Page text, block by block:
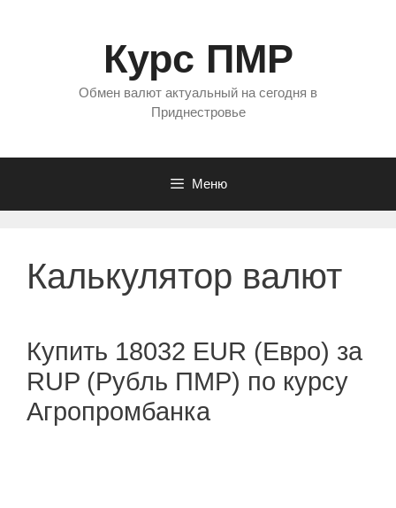
Курс ПМР
Обмен валют актуальный на сегодня в
Приднестровье
Меню
Калькулятор валют
Купить 18032 EUR (Евро) за
RUP (Рубль ПМР) по курсу
Агропромбанка